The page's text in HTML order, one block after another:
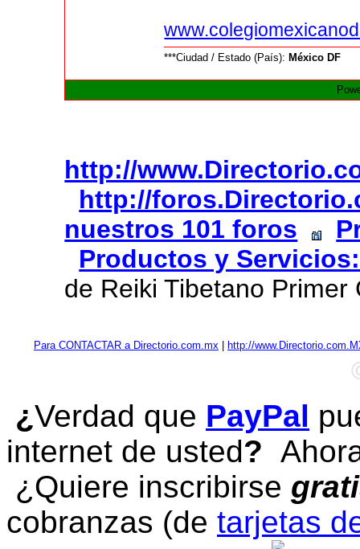
***Ciudad / Estado (País): México DF
http://
http://
nuestros 101 foros
Productos y
de Reiki Tibetano Primer
Para CONTACTAR a Directorio.com.mx http://
¿Verdad que PayPal
internet de usted?
¿Quiere inscribirse
cobranzas (de tarjetas